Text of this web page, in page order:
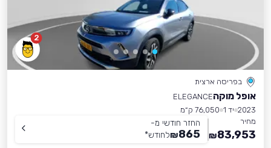
2
בפריסה ארצית
אופל מוקהELEGANCE
2023 יד 1
76,050 ק״מ
מחיר
83,953
₪
החזר חודשי מ-
865
₪לחודש*